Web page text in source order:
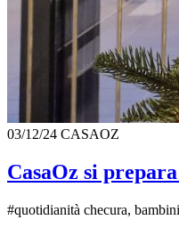
03/12/24 CASAOZ
CasaOz si
#quotidianità checura,